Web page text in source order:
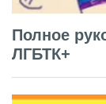
Полное
ЛГБТК+